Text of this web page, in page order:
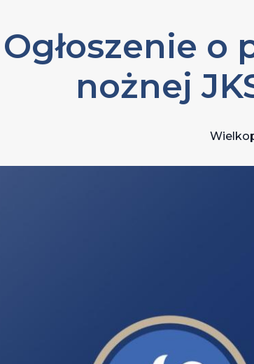
Ogłoszenie o
nożnej